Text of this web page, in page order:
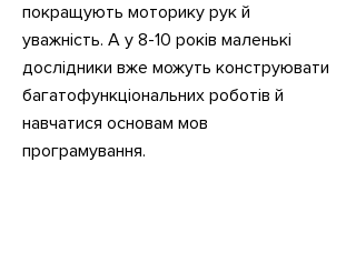
покращують моторику рук й
уважність. А у 8-10 років маленькі
дослідники вже можуть конструювати
багатофункціональних роботів й
навчатися основам мов
програмування.